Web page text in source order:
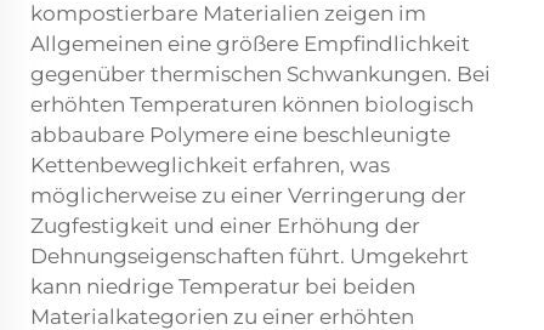
kompostierbare Materialien zeigen im
Allgemeinen eine größere Empfindlichkeit
gegenüber thermischen Schwankungen. Bei
erhöhten Temperaturen können biologisch
abbaubare Polymere eine beschleunigte
Kettenbeweglichkeit erfahren, was
möglicherweise zu einer Verringerung der
Zugfestigkeit und einer Erhöhung der
Dehnungseigenschaften führt. Umgekehrt
kann niedrige Temperatur bei beiden
Materialkategorien zu einer erhöhten